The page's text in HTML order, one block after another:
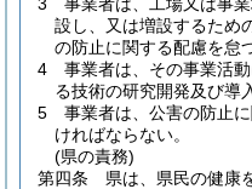
設し、又は増設するため
の防止に関する配慮を怠
4
事業者は、その事業活
る技術の研究開発及び導
5
事業者は、公害の防止
ければならない。
(県の責務)
第四条
県は、県民の健康